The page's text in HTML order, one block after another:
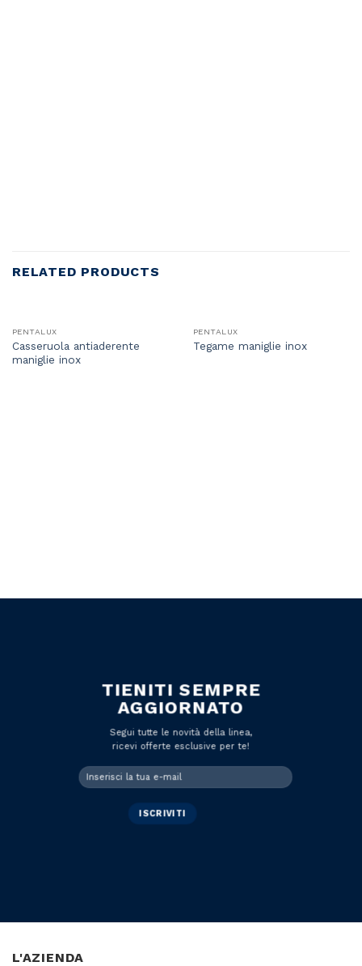
RELATED PRODUCTS
PENTALUX
Casseruola antiaderente
maniglie inox
PENTALUX
Tegame maniglie inox
TIENITI SEMPRE
AGGIORNATO
Segui tutte le novità della linea,
ricevi offerte esclusive per te!
L'AZIENDA